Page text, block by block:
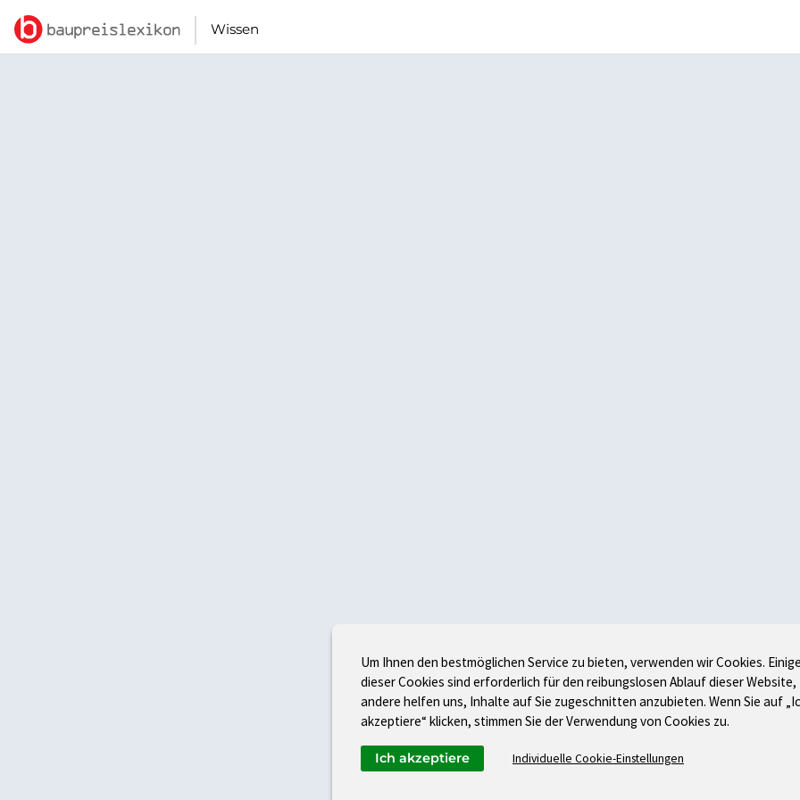
Wissen
Um Ihnen den bestmöglichen Service zu bieten, verwenden wir Cookies.
dieser Cookies sind erforderlich für den reibungslosen Ablauf dieser Website,
andere helfen uns, Inhalte auf Sie zugeschnitten anzubieten. Wenn Sie auf
akzeptiere“ klicken, stimmen Sie der Verwendung von Cookies zu.
Individuelle Cookie-Einstellungen
Ich akzeptiere